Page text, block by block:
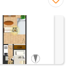
に入